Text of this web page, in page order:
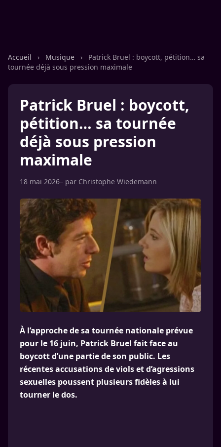
Accueil › Musique ›
Patrick Bruel : boycott, pétition… sa
tournée déjà sous pression maximale
Patrick Bruel : boycott,
pétition… sa tournée
déjà sous pression
maximale
18 mai 2026– par Christophe Wiedemann
À l’approche de sa tournée nationale prévue
pour le 16 juin, Patrick Bruel fait face au
boycott d’une partie de son public. Les
récentes accusations de viols et d’agressions
sexuelles poussent plusieurs fidèles à lui
tourner le dos.